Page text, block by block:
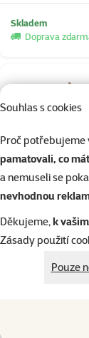
Souhlas s cookies
Proč potřebujeme
pamatovali, co
a nemuseli se
nevhodnou
Děkujeme,k
Zásady použití
Pouze
Skladem
Doprava
Skladem
Doprava